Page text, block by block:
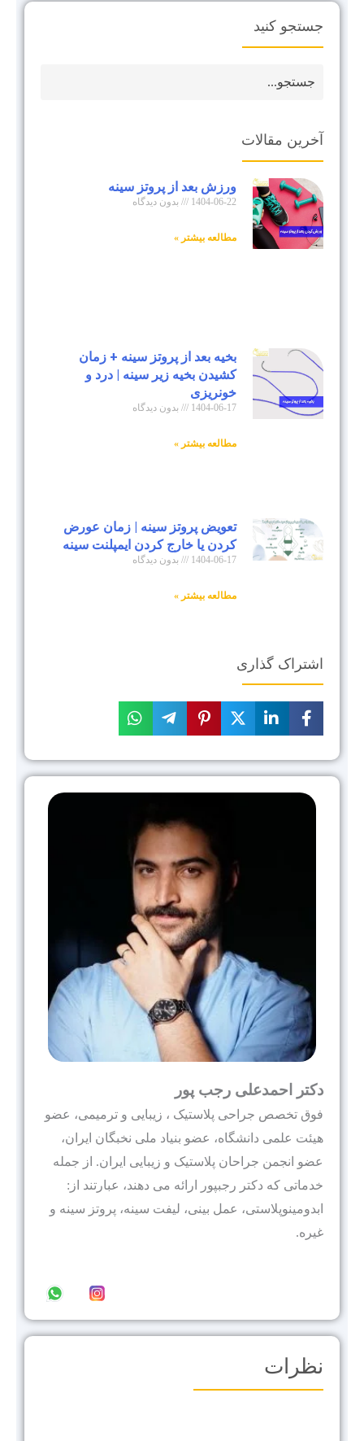
جستجو کنید
آخرین مقالات
ورزش بعد از پروتز سینه
1404-06-22 بدون دیدگاه
مطالعه بیشتر »
بخیه بعد از پروتز سینه + زمان
کشیدن بخیه زیر سینه | درد و
خونریزی
1404-06-17 بدون دیدگاه
مطالعه بیشتر »
تعویض پروتز سینه | زمان عورض
کردن یا خارج کردن ایمپلنت سینه
1404-06-17 بدون دیدگاه
مطالعه بیشتر »
اشتراک گذاری
دکتر احمدعلی رجب پور
فوق تخصص جراحی پلاستیک ، زیبایی و ترمیمی، عضو
هيئت علمى دانشگاه، عضو بنیاد ملی نخبگان ایران،
عضو انجمن جراحان پلاستیک و زیبایی ایران. از جمله
خدماتی که دکتر رجبپور ارائه می دهند، عبارتند از:
ابدومینوپلاستی، عمل بینی، لیفت سینه، پروتز سینه و
غیره.
نظرات